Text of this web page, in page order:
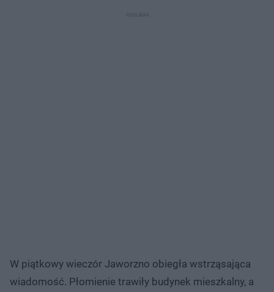
W piątkowy wieczór Jaworzno obiegła wstrząsająca
wiadomość. Płomienie trawiły budynek mieszkalny, a